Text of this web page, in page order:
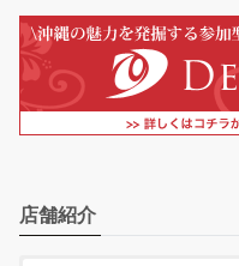
店舗紹介